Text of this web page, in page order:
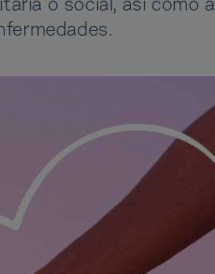
o social, así como a